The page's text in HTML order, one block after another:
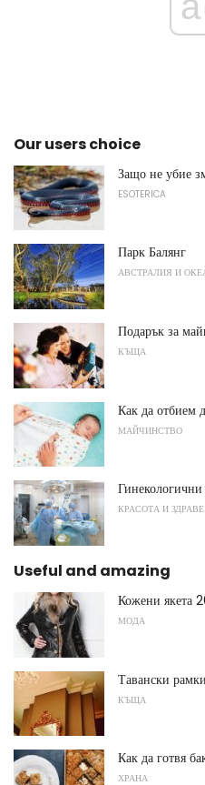
Our users choice
Защо не убие
ESOTERICA
Парк Балянг
АВСТРАЛИЯ И
Подарък за
КЪЩА
Как да отбием
МАЙЧИНСТВО
КРАСОТА И ЗДРАВЕ
Useful and amazing
Кожени якета
МОДА
Тавански рамки
КЪЩА
Как да готвя
ХРАНА